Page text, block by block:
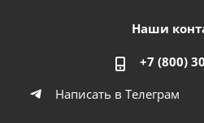
Наши
+7 (800)
Написать в Телеграм